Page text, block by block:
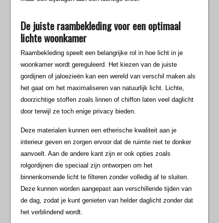
De juiste raambekleding voor een optimaal
lichte woonkamer
Raambekleding speelt een belangrijke rol in hoe licht in je
woonkamer wordt gereguleerd. Het kiezen van de juiste
gordijnen of jaloezieën kan een wereld van verschil maken als
het gaat om het maximaliseren van natuurlijk licht. Lichte,
doorzichtige stoffen zoals linnen of chiffon laten veel daglicht
door terwijl ze toch enige privacy bieden.
Deze materialen kunnen een etherische kwaliteit aan je
interieur geven en zorgen ervoor dat de ruimte niet te donker
aanvoelt. Aan de andere kant zijn er ook opties zoals
rolgordijnen die speciaal zijn ontworpen om het
binnenkomende licht te filteren zonder volledig af te sluiten.
Deze kunnen worden aangepast aan verschillende tijden van
de dag, zodat je kunt genieten van helder daglicht zonder dat
het verblindend wordt.